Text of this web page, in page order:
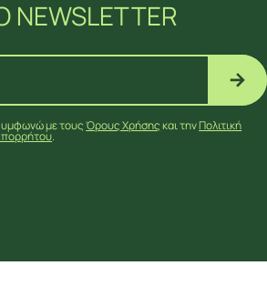
NEWSLETTER
με τουςΌρους Χρήσηςκαι τηνΠολιτική
.